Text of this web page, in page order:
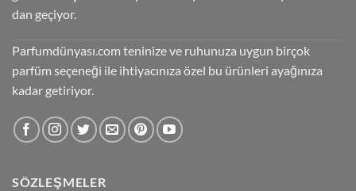
dan geçiyor.
Parfumdünyası.com teninize ve ruhunuza uygun birçok
parfüm seçeneği ile ihtiyacınıza özel bu ürünleri ayağınıza
kadar getiriyor.
SÖZLEŞMELER